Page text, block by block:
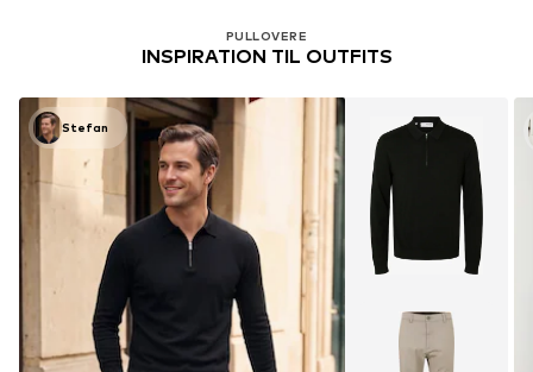
PULLOVERE
INSPIRATION TIL OUTFITS
Stefan